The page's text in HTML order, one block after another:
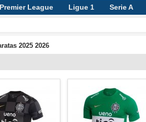
Premier League Ligue 1 Serie A
2025 2026